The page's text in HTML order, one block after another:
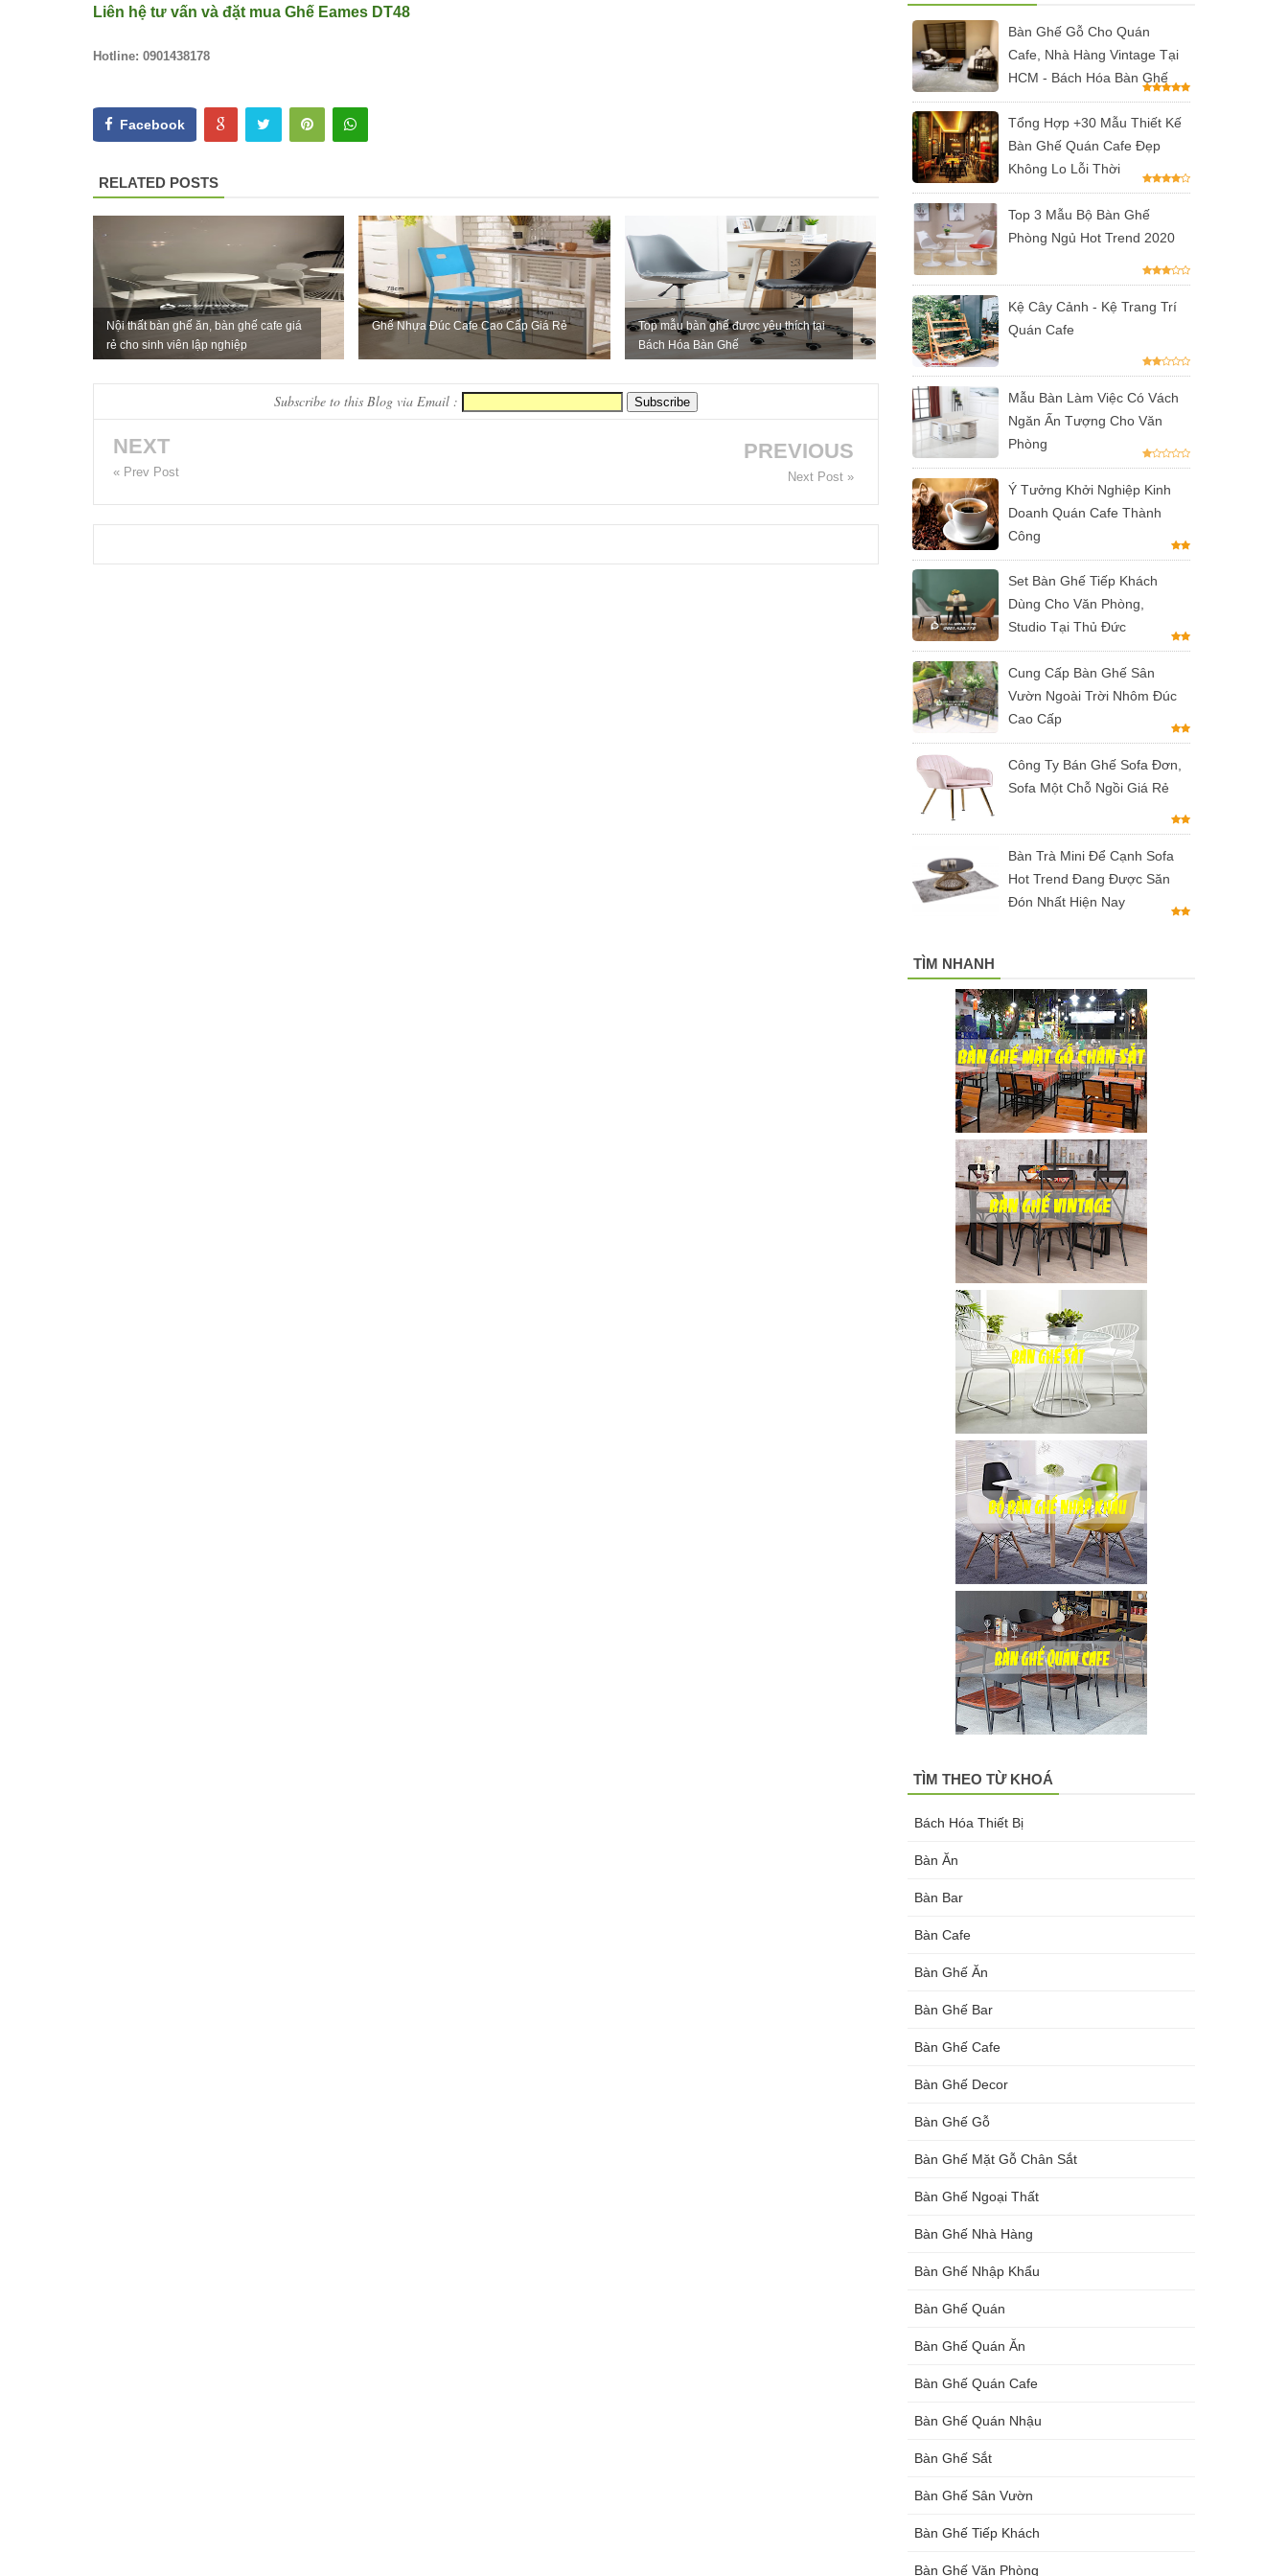
Liên hệ tư vấn và đặt mua Ghế Eames DT48
Hotline: 0901438178
Facebook
RELATED POSTS
Nội thất bàn ghế ăn, bàn ghế cafe giá
rẻ cho sinh viên lập nghiệp
Ghế Nhựa Đúc Cafe Cao Cấp Giá Rẻ
Top mẫu bàn ghế được yêu thích tại
Bách Hóa Bàn Ghế
Subscribe to this Blog via Email :
NEXT
« Prev Post
PREVIOUS
Next Post »
Bàn Ghế Gỗ Cho Quán
Cafe, Nhà Hàng Vintage Tại
HCM - Bách Hóa Bàn Ghế
Tổng Hợp +30 Mẫu Thiết Kế
Bàn Ghế Quán Cafe Đẹp
Không Lo Lỗi Thời
Top 3 Mẫu Bộ Bàn Ghế
Phòng Ngủ Hot Trend 2020
Kệ Cây Cảnh - Kệ Trang Trí
Quán Cafe
Mẫu Bàn Làm Việc Có Vách
Ngăn Ấn Tượng Cho Văn
Phòng
Ý Tưởng Khởi Nghiệp Kinh
Doanh Quán Cafe Thành
Công
Set Bàn Ghế Tiếp Khách
Dùng Cho Văn Phòng,
Studio Tại Thủ Đức
Cung Cấp Bàn Ghế Sân
Vườn Ngoài Trời Nhôm Đúc
Cao Cấp
Công Ty Bán Ghế Sofa Đơn,
Sofa Một Chỗ Ngồi Giá Rẻ
Bàn Trà Mini Để Cạnh Sofa
Hot Trend Đang Được Săn
Đón Nhất Hiện Nay
TÌM NHANH
TÌM THEO TỪ KHOÁ
Bách Hóa Thiết Bị
Bàn Ăn
Bàn Bar
Bàn Cafe
Bàn Ghế Ăn
Bàn Ghế Bar
Bàn Ghế Cafe
Bàn Ghế Decor
Bàn Ghế Gỗ
Bàn Ghế Mặt Gỗ Chân Sắt
Bàn Ghế Ngoại Thất
Bàn Ghế Nhà Hàng
Bàn Ghế Nhập Khẩu
Bàn Ghế Quán
Bàn Ghế Quán Ăn
Bàn Ghế Quán Cafe
Bàn Ghế Quán Nhậu
Bàn Ghế Sắt
Bàn Ghế Sân Vườn
Bàn Ghế Tiếp Khách
Bàn Ghế Văn Phòng